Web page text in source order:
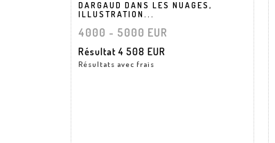
DARGAUD DANS LES NUAGES,
ILLUSTRATION...
4000 - 5000 EUR
Résultat4 508 EUR
Résultats avec frais